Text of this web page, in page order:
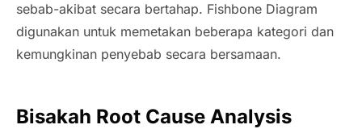
sebab-akibat secara bertahap. Fishbone Diagram
digunakan untuk memetakan beberapa kategori dan
kemungkinan penyebab secara bersamaan.
Bisakah Root Cause Analysis